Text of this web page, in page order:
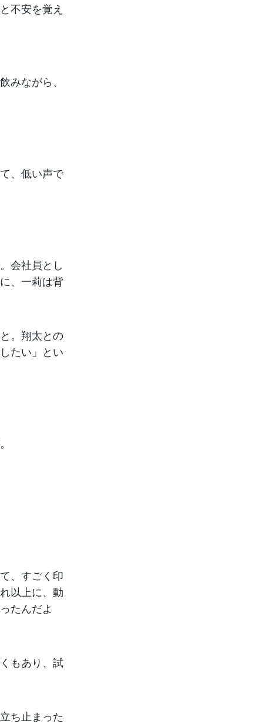
不安を覚え
みながら、
、低い声で
会社員とし
、一莉は背
。翔太との
たい」とい
、すごく印
以上に、動
たんだよ
もあり、試
ち止まった